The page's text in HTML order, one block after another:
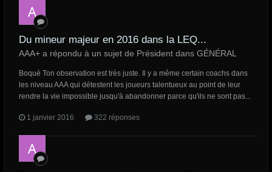
Du mineur majeur en 2016 dans la LEQ...
AAA+ a répondu à un sujet de Président dans GÉNÉRAL
Boqué Ton observation est très juste. Il y a même certain coachs dans
les niveau AAA qui détestent les joueurs talentueux au point de leur
rendre la vie impossible jusqu'à abandonner parce qu'ils ne sont pas...
1 janvier 2016 322 réponses